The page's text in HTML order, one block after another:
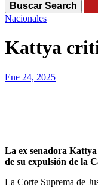
Buscar Search
Nacionales
Kattya
Ene 24, 2025
La ex senadora Kattya González afirmó que la Corte Suprema de Justicia (CSJ) no tiene la mínima voluntad de dar una salida al caso y tratar la acción de inconstitucionalidad que presentó luego
de su expulsión de la
La Corte Suprema de